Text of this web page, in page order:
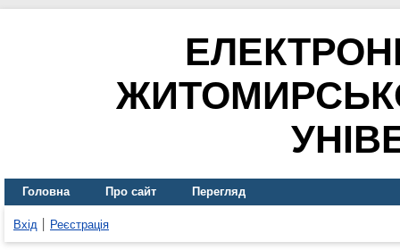
Головна Про сайт Перегляд
Вхід Реєстрація